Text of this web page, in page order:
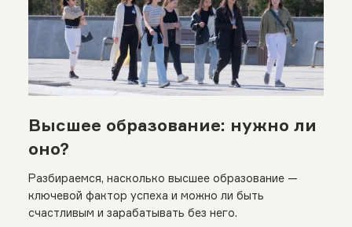
Высшее образование: нужно ли
оно?
Разбираемся, насколько высшее образование —
ключевой фактор успеха и можно ли быть
счастливым и зарабатывать без него.